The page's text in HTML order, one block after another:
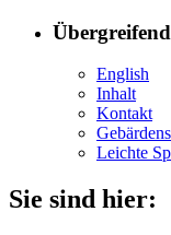
English
In­halt
Kon­takt
Leich­te
Sie sind hier: